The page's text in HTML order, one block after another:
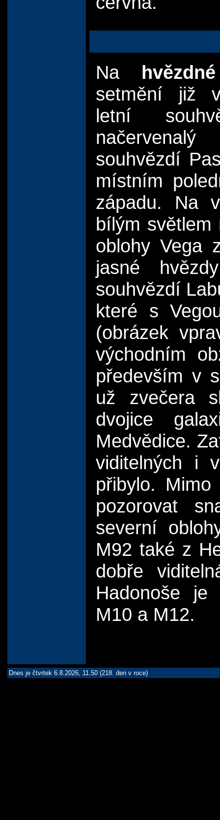
Na
setmění již
letní
souhvězdí
místním
západu. Na
bílým světlem
oblohy Vega
jasné
souhvězdí
které s
(obrázek
východním
především v
už zvečera
dvojice
Medvědice.
viditelných i
přibylo.
pozorovat
severní
M92 také z
dobře
Hadonoše je
M10 a M12.
Dnes je čtvrtek 6.8.2026, 11.50 (218. den v roce)